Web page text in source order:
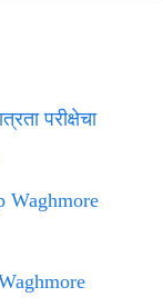
परीक्षेचा
Waghmore